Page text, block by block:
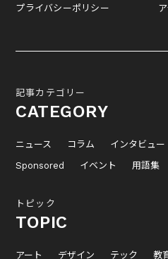
プライバシーポリシー
記事カテゴリー
CATEGORY
ニュース コラム インタビュー
Sponsored
イベント 用語集
トピック
TOPIC
アート デザイン テック 教